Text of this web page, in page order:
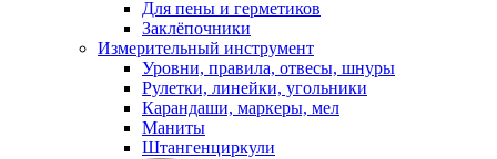
Для пены и герметиков
Заклёпочники
Измерительный инструмент
Уровни, правила, отвесы, шнуры
Рулетки, линейки, угольники
Карандаши, маркеры, мел
Маниты
Штангенциркули